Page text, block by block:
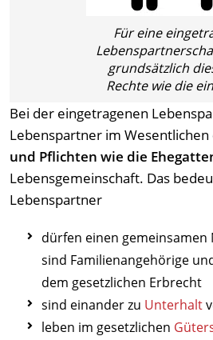
Für eine
grundsätzlich
Rechte wie die
Bei der eingetragenen
Lebenspartner im Wesentlichen
und Pflichten wie die
Lebensgemeinschaft. Das
Lebenspartner
dürfen einen gemeinsamen
sind Familienangehörige
dem gesetzlichen Erbrecht
sind einander zu Unterhalt
leben im gesetzlichen